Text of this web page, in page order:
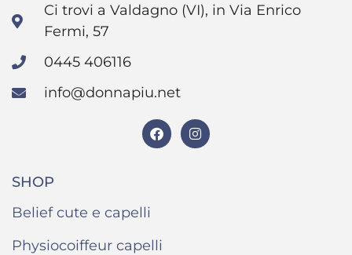
Ci trovi a Valdagno (VI), in Via Enrico
Fermi, 57
0445 406116
info@donnapiu.net
SHOP
Belief cute e capelli
Physiocoiffeur capelli